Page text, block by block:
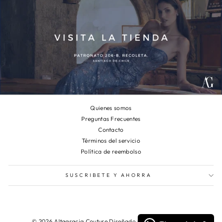
Quienes somos
Preguntas Frecuentes
Contacto
Términos del servicio
Política de reembolso
SUSCRIBETE Y AHORRA